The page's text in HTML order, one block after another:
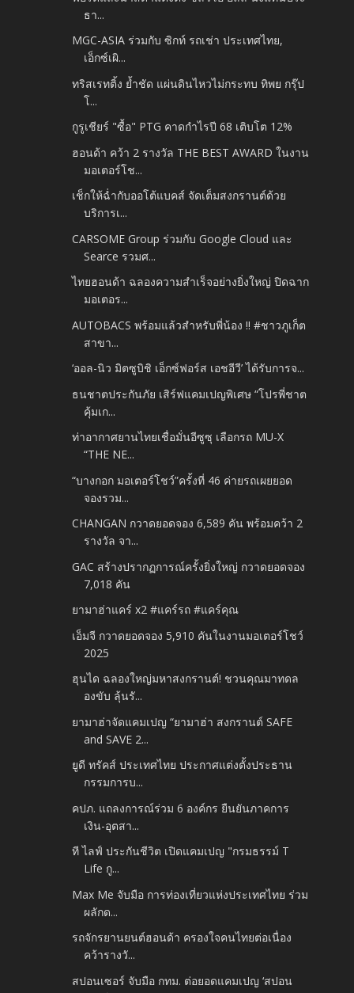
ธา...
MGC-ASIA ร่วมกับ ซิกท์ รถเช่า ประเทศไทย,
เอ็กซ์เผิ...
ทริสเรทติ้ง ย้ำชัด แผ่นดินไหวไม่กระทบ ทิพย กรุ๊ป
โ...
กูรูเชียร์ "ซื้อ" PTG คาดกำไรปี 68 เติบโต 12%
ฮอนด้า คว้า 2 รางวัล THE BEST AWARD ในงาน
มอเตอร์โช...
เช็กให้ฉ่ำกับออโต้แบคส์ จัดเต็มสงกรานต์ด้วย
บริการเ...
CARSOME Group ร่วมกับ Google Cloud และ
Searce รวมศ...
ไทยฮอนด้า ฉลองความสำเร็จอย่างยิ่งใหญ่ ปิดฉาก
มอเตอร...
AUTOBACS พร้อมแล้วสำหรับพี่น้อง !! #ชาวภูเก็ต
สาขา...
‘ออล-นิว มิตซูบิชิ เอ็กซ์ฟอร์ส เอชอีวี’ ได้รับการจ...
ธนชาตประกันภัย เสิร์ฟแคมเปญพิเศษ “โปรพี่ชาต
คุ้มเก...
ท่าอากาศยานไทยเชื่อมั่นอีซูซุ เลือกรถ MU-X
“THE NE...
“บางกอก มอเตอร์โชว์”ครั้งที่ 46 ค่ายรถเผยยอด
จองรวม...
CHANGAN กวาดยอดจอง 6,589 คัน พร้อมคว้า 2
รางวัล จา...
GAC สร้างปรากฏการณ์ครั้งยิ่งใหญ่ กวาดยอดจอง
7,018 คัน
ยามาฮ่าแคร์ x2 #แคร์รถ #แคร์คุณ
เอ็มจี กวาดยอดจอง 5,910 คันในงานมอเตอร์โชว์
2025
ฮุนได ฉลองใหญ่มหาสงกรานต์! ชวนคุณมาทดล
องขับ ลุ้นรั...
ยามาฮ่าจัดแคมเปญ “ยามาฮ่า สงกรานต์ SAFE
and SAVE 2...
ยูดี ทรัคส์ ประเทศไทย ประกาศแต่งตั้งประธาน
กรรมการบ...
คปภ. แถลงการณ์ร่วม 6 องค์กร ยืนยันภาคการ
เงิน-อุตสา...
ที ไลฟ์ ประกันชีวิต เปิดแคมเปญ "กรมธรรม์ T
Life กู...
Max Me จับมือ การท่องเที่ยวแห่งประเทศไทย ร่วม
ผลักด...
รถจักรยานยนต์ฮอนด้า ครองใจคนไทยต่อเนื่อง
คว้ารางวั...
สปอนเซอร์ จับมือ กทม. ต่อยอดแคมเปญ ‘สปอน